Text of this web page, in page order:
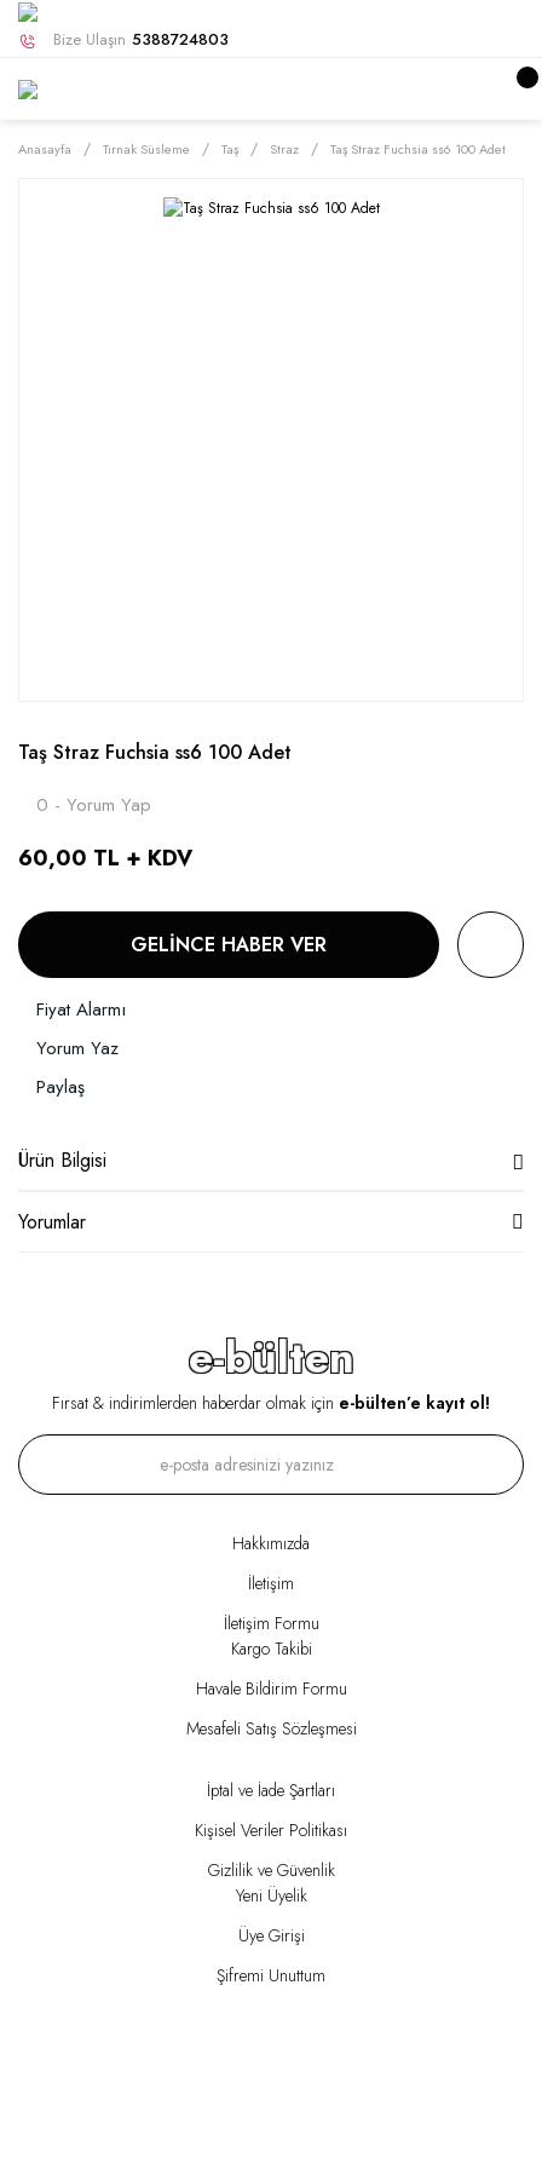
Bize Ulaşın 5388724803
Anasayfa Tırnak Süsleme Taş Straz Taş Straz Fuchsia ss6 100 Adet
Taş Straz Fuchsia ss6 100 Adet
0 - Yorum Yap
60,00 TL + KDV
GELİNCE HABER VER
Fiyat Alarmı
Yorum Yaz
Paylaş
Ürün Bilgisi
Yorumlar
e-bülten
Fırsat & indirimlerden haberdar olmak için e-bülten’e kayıt ol!
Hakkımızda
İletişim
İletişim Formu
Kargo Takibi
Havale Bildirim Formu
Mesafeli Satış Sözleşmesi
İptal ve İade Şartları
Kişisel Veriler Politikası
Gizlilik ve Güvenlik
Yeni Üyelik
Üye Girişi
Şifremi Unuttum